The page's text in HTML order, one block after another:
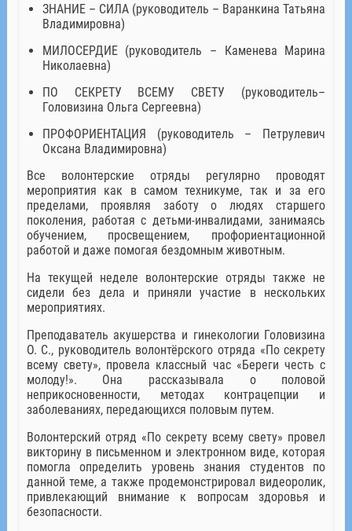
ЗНАНИЕ – СИЛА (руководитель – Варанкина Татьяна
Владимировна)
МИЛОСЕРДИЕ (руководитель – Каменева Марина
Николаевна)
ПО СЕКРЕТУ ВСЕМУ СВЕТУ (руководитель–
Головизина Ольга Сергеевна)
ПРОФОРИЕНТАЦИЯ (руководитель – Петрулевич
Оксана Владимировна)
Все волонтерские отряды регулярно проводят
мероприятия как в самом техникуме, так и за его
пределами, проявляя заботу о людях старшего
поколения, работая с детьми-инвалидами, занимаясь
обучением, просвещением, профориентационной
работой и даже помогая бездомным животным.
На текущей неделе волонтерские отряды также не
сидели без дела и приняли участие в нескольких
мероприятиях.
Преподаватель акушерства и гинекологии Головизина
О. С., руководитель волонтёрского отряда «По секрету
всему свету», провела классный час «Береги честь с
молоду!». Она рассказывала о половой
неприкосновенности, методах контрацепции и
заболеваниях, передающихся половым путем.
Волонтерский отряд «По секрету всему свету» провел
викторину в письменном и электронном виде, которая
помогла определить уровень знания студентов по
данной теме, а также продемонстрировал видеоролик,
привлекающий внимание к вопросам здоровья и
безопасности.